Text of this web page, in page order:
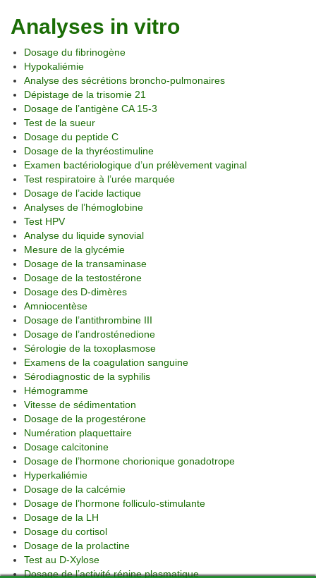
Analyses in vitro
Dosage du fibrinogène
Hypokaliémie
Analyse des sécrétions broncho-pulmonaires
Dépistage de la trisomie 21
Dosage de l’antigène CA 15-3
Test de la sueur
Dosage du peptide C
Dosage de la thyréostimuline
Examen bactériologique d’un prélèvement vaginal
Test respiratoire à l’urée marquée
Dosage de l’acide lactique
Analyses de l’hémoglobine
Test HPV
Analyse du liquide synovial
Mesure de la glycémie
Dosage de la transaminase
Dosage de la testostérone
Dosage des D-dimères
Amniocentèse
Dosage de l’antithrombine III
Dosage de l’androsténedione
Sérologie de la toxoplasmose
Examens de la coagulation sanguine
Sérodiagnostic de la syphilis
Hémogramme
Vitesse de sédimentation
Dosage de la progestérone
Numération plaquettaire
Dosage calcitonine
Dosage de l’hormone chorionique gonadotrope
Hyperkaliémie
Dosage de la calcémie
Dosage de l’hormone folliculo-stimulante
Dosage de la LH
Dosage du cortisol
Dosage de la prolactine
Test au D-Xylose
Dosage de l’activité rénine plasmatique